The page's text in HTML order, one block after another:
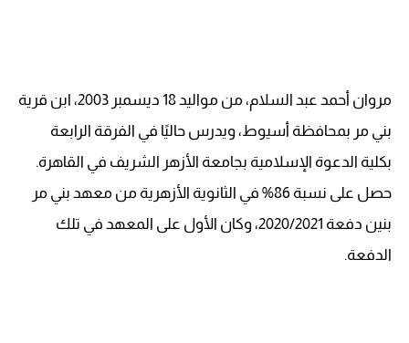
مروان أحمد عبد السلام، من مواليد 18 ديسمبر 2003، ابن قرية
بني مر بمحافظة أسيوط، ويدرس حاليًا في الفرقة الرابعة
بكلية الدعوة الإسلامية بجامعة الأزهر الشريف في القاهرة.
حصل على نسبة 86% في الثانوية الأزهرية من معهد بني مر
بنين دفعة 2020/2021، وكان الأول على المعهد في تلك
الدفعة.